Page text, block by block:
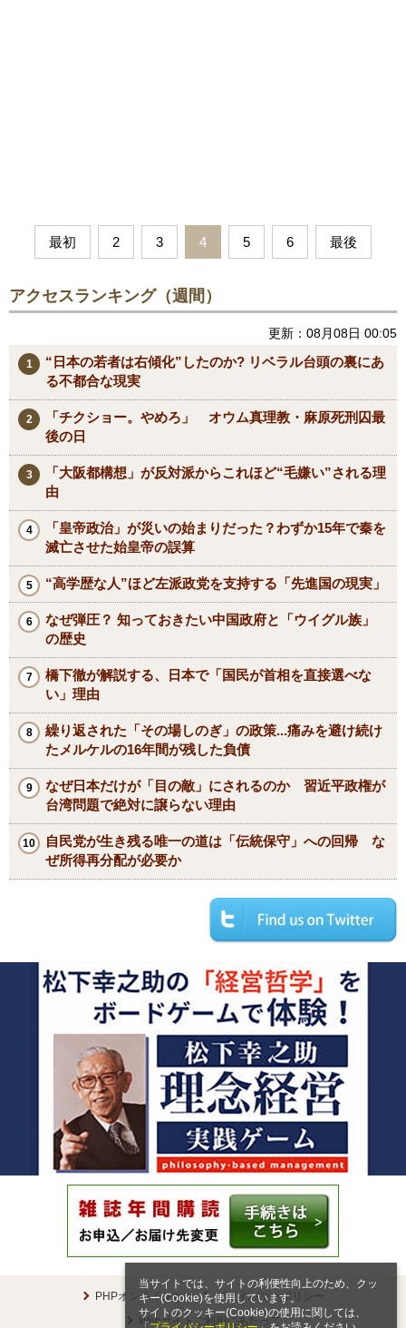
当サイトでは、サイトの利便性向上のため、クッ
キー(Cookie)を使用しています。
サイトのクッキー(Cookie)の使用に関しては、
最初 2 3 4 5 6 最後
アクセスランキング（週間）
更新：08月08日 00:05
“日本の若者は右傾化”したのか? リベラル台頭の裏にあ
る不都合な現実
「チクショー。やめろ」 オウム真理教・麻原死刑囚最
後の日
「大阪都構想」が反対派からこれほど“毛嫌い”される理
由
「皇帝政治」が災いの始まりだった？わずか15年で秦を
滅亡させた始皇帝の誤算
“高学歴な人”ほど左派政党を支持する「先進国の現実」
なぜ弾圧？ 知っておきたい中国政府と「ウイグル族」
の歴史
橋下徹が解説する、日本で「国民が首相を直接選べな
い」理由
繰り返された「その場しのぎ」の政策...痛みを避け続け
たメルケルの16年間が残した負債
なぜ日本だけが「目の敵」にされるのか 習近平政権が
台湾問題で絶対に譲らない理由
自民党が生き残る唯一の道は「伝統保守」への回帰 な
ぜ所得再分配が必要か
PHPオンラインとは
プライバシーポリシー
Webサイトご利用にあたって